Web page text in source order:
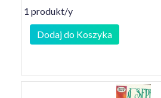
1 produkt/y
Dodaj do Koszyka